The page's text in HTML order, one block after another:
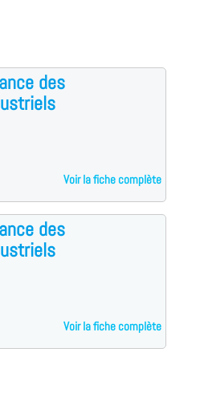
des
Voir la fiche complète
des
Voir la fiche complète